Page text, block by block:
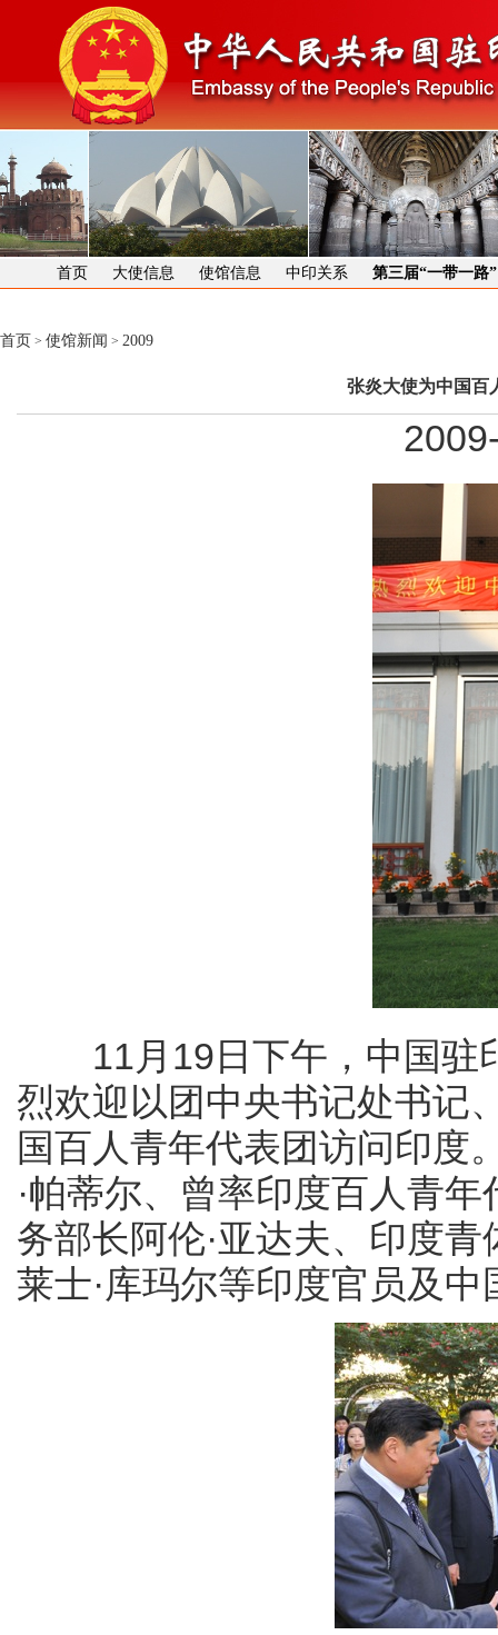
首页 大使信息 使馆信息 中印关系 第三届“一带一路
首页 > 使馆新闻 > 2009
张炎大使为中国百
11月19日下午，中国驻
烈欢迎以团中央书记处书记
国百人青年代表团访问印度
·帕蒂尔、曾率印度百人青
务部长阿伦·亚达夫、印度
莱士·库玛尔等印度官员及